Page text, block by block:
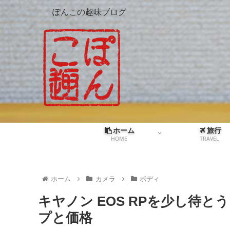
ぽんこの趣味ブログ
ホーム
HOME
旅行
TRAVEL
ホーム カメラ ボディ
キヤノン EOS RPを少し待と
プと価格